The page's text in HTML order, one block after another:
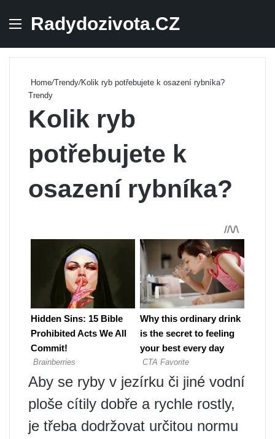
Menu
Radydozivota.CZ
Home/Trendy/Kolik ryb potřebujete k osazení rybníka?
Trendy
Kolik ryb
potřebujete k
osazení rybníka?
Aby se ryby v jezírku či jiné vodní
ploše cítily dobře a rychle rostly,
je třeba dodržovat určitou normu